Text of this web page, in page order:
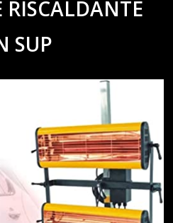
RISCALDANTE
SUP